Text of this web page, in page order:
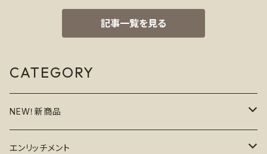
記事一覧を見る
CATEGORY
NEW！新商品
6月の新商品
エンリッチメント